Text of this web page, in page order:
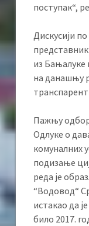
поступак“,
Дискусији
из Бањалуке
на данашњу
Пажњу
Одлуке о
комуналних
подизање
реда је
“Водовод“
истакао да
било 2017.